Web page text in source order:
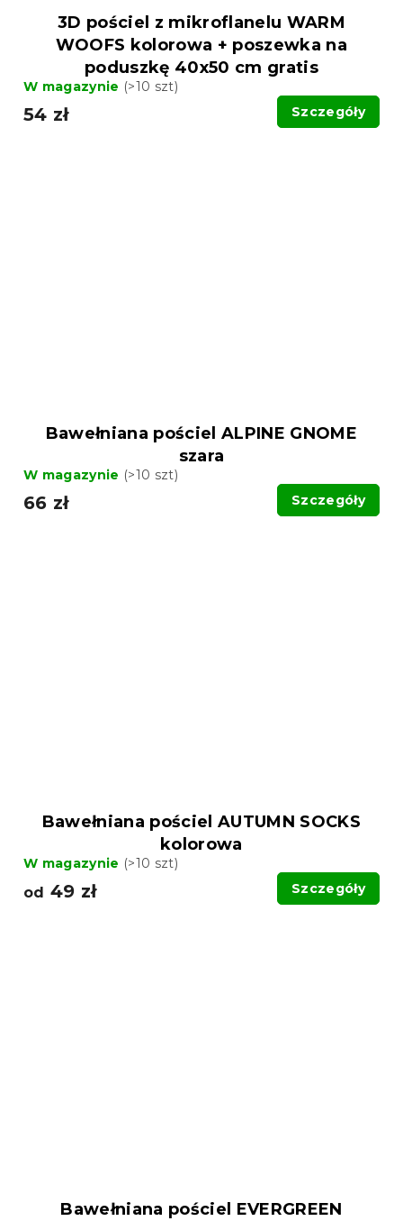
3D pościel z mikroflanelu WARM
WOOFS kolorowa + poszewka na
poduszkę 40x50 cm gratis
W magazynie (>10 szt)
54 zł Szczegóły
Bawełniana pościel ALPINE GNOME
szara
W magazynie (>10 szt)
66 zł Szczegóły
Bawełniana pościel AUTUMN SOCKS
kolorowa
W magazynie (>10 szt)
od 49 zł Szczegóły
Bawełniana pościel EVERGREEN